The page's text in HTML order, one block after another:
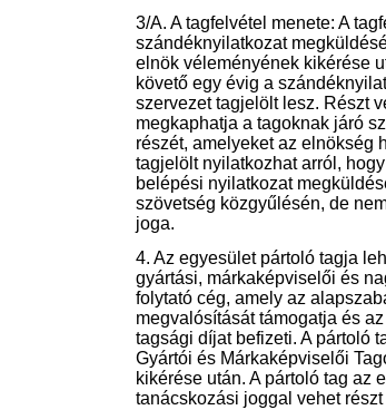
3/A. A tagfelvétel menete: A
szándéknyilatkozat
elnök véleményének kikérése
követő egy évig a
szervezet tagjelölt lesz. Részt
megkaphatja a tagoknak járó
részét, amelyeket az elnökség
tagjelölt nyilatkozhat arról,
belépési nyilatkozat
szövetség közgyűlésén, de
joga.
4. Az egyesület pártoló tagja
gyártási, márkaképviselői és
folytató cég, amely az
megvalósítását támogatja és
tagsági díjat befizeti. A pártoló
Gyártói és Márkaképviselői
kikérése után. A pártoló tag az
tanácskozási joggal vehet